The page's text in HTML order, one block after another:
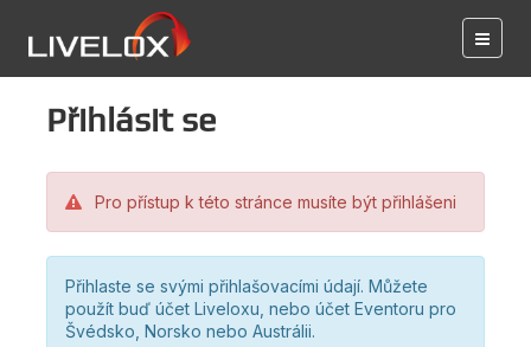
Přihlásit se
Pro přístup k této stránce musíte být přihlášeni
Přihlaste se svými přihlašovacími údají. Můžete
použít buď účet Liveloxu, nebo účet Eventoru pro
Švédsko, Norsko nebo Austrálii.